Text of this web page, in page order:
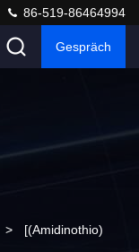
86-519-86464994
Gespräch
> [(Amidinothio)